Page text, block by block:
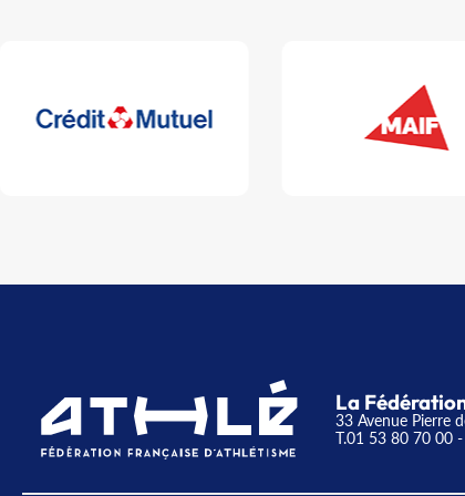
La
33 Avenue Pierre
T.01 53 80 70 00